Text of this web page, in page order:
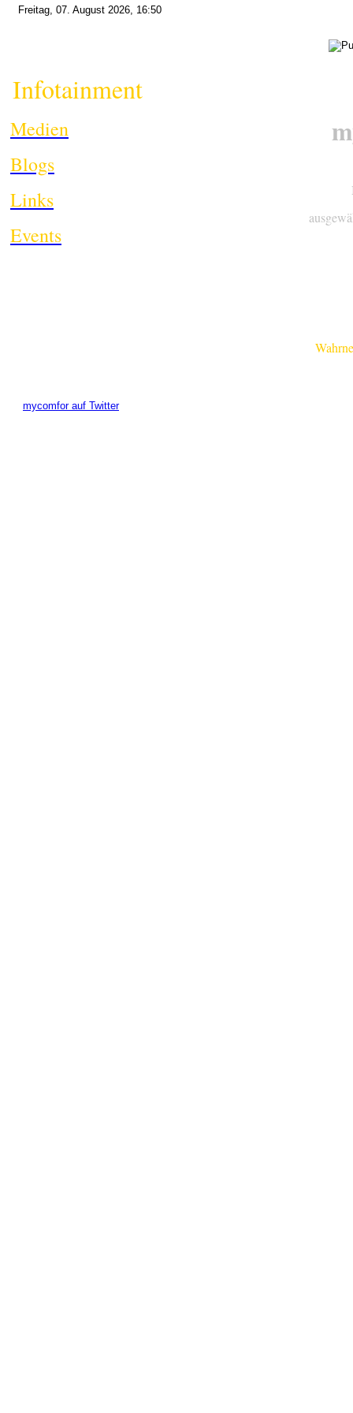
Freitag, 07. August 2026, 16:50
Infotainment
Medien
Blogs
Links
Events
mycomfor auf Twitter